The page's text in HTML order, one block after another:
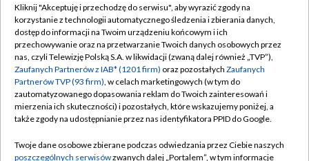
TVP
Abonament TVP
Emisja w TVP
Centrum informacji TVP
Naziemna Telewizja Cyfrowa
Rada Programowa
Regulamin TVP
Polityka prywatności
Moje zgody
Pomoc
Kliknij "Akceptuję i przechodzę do serwisu", aby wyrazić zgody na
korzystanie z technologii automatycznego śledzenia i zbierania danych,
dostęp do informacji na Twoim urządzeniu końcowym i ich
przechowywanie oraz na przetwarzanie Twoich danych osobowych przez
nas, czyli Telewizję Polską S.A. w likwidacji (zwaną dalej również „TVP”),
Zaufanych Partnerów z IAB* (1201 firm) oraz pozostałych Zaufanych
Partnerów TVP (93 firm), w celach marketingowych (w tym do
zautomatyzowanego dopasowania reklam do Twoich zainteresowań i
mierzenia ich skuteczności) i pozostałych, które wskazujemy poniżej, a
także zgody na udostępnianie przez nas identyfikatora PPID do Google.
Twoje dane osobowe zbierane podczas odwiedzania przez Ciebie naszych
poszczególnych serwisówzwanych dalej „Portalem”, w tym informacje